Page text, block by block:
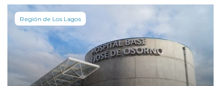
Región de Los Lagos